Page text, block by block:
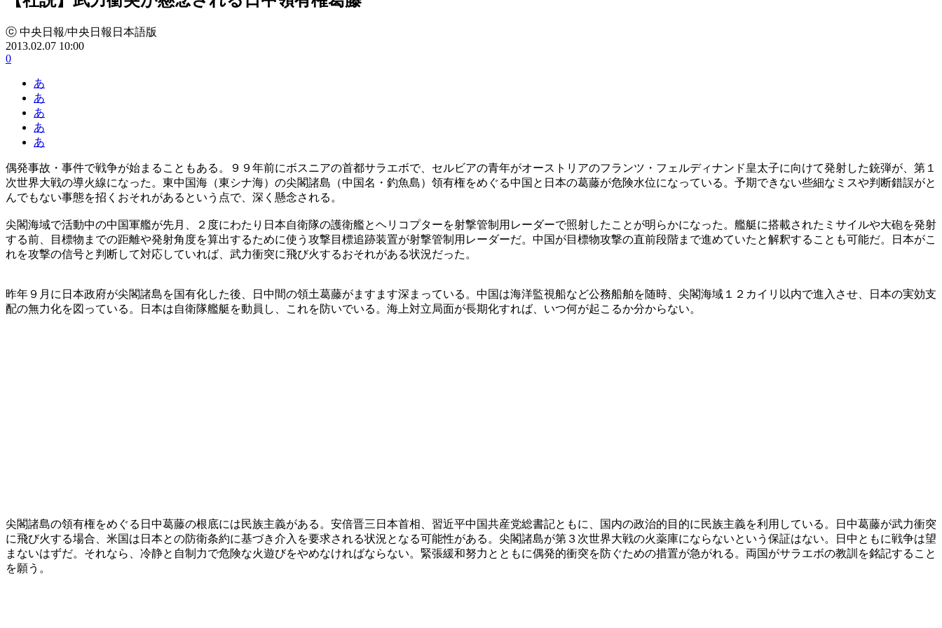
ⓒ 中央日報/中央日報日本語版
2013.02.07 10:00
0
あ
あ
あ
あ
あ
偶発事故・事件で戦争が始まることもある。９９年前にボスニアの首都サラエボで、セルビアの青年がオーストリアのフランツ・フェルディナンド皇太子に向けて発射した銃弾が、第１
次世界大戦の導火線になった。東中国海（東シナ海）の尖閣諸島（中国名・釣魚島）領有権をめぐる中国と日本の葛藤が危険水位になっている。予期できない些細なミスや判断錯誤がと
んでもない事態を招くおそれがあるという点で、深く懸念される。
尖閣海域で活動中の中国軍艦が先月、２度にわたり日本自衛隊の護衛艦とヘリコプターを射撃管制用レーダーで照射したことが明らかになった。艦艇に搭載されたミサイルや大砲を発射
する前、目標物までの距離や発射角度を算出するために使う攻撃目標追跡装置が射撃管制用レーダーだ。中国が目標物攻撃の直前段階まで進めていたと解釈することも可能だ。日本がこ
れを攻撃の信号と判断して対応していれば、武力衝突に飛び火するおそれがある状況だった。
昨年９月に日本政府が尖閣諸島を国有化した後、日中間の領土葛藤がますます深まっている。中国は海洋監視船など公務船舶を随時、尖閣海域１２カイリ以内で進入させ、日本の実効支
配の無力化を図っている。日本は自衛隊艦艇を動員し、これを防いでいる。海上対立局面が長期化すれば、いつ何が起こるか分からない。
尖閣諸島の領有権をめぐる日中葛藤の根底には民族主義がある。安倍晋三日本首相、習近平中国共産党総書記ともに、国内の政治的目的に民族主義を利用している。日中葛藤が武力衝突
に飛び火する場合、米国は日本との防衛条約に基づき介入を要求される状況となる可能性がある。尖閣諸島が第３次世界大戦の火薬庫にならないという保証はない。日中ともに戦争は望
まないはずだ。それなら、冷静と自制力で危険な火遊びをやめなければならない。緊張緩和努力とともに偶発的衝突を防ぐための措置が急がれる。両国がサラエボの教訓を銘記すること
を願う。